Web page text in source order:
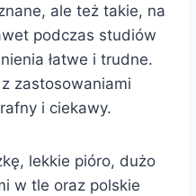
ale też takie, na
podczas studiów
łatwe i trudne.
zastosowaniami
i ciekawy.
lekkie pióro, dużo
w tle oraz polskie